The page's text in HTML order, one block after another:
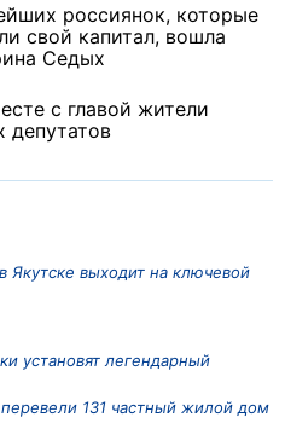
Якутске выходит на ключевой
установят легендарный
перевели 131 частный жилой дом
россиянок, которые
свой капитал, вошла
Седых
с главой жители
депутатов